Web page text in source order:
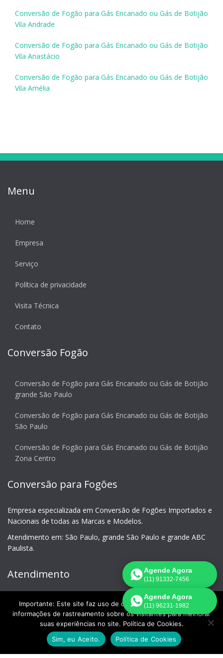
Conversão de Fogão para Gás Encanado ou Gás de Botijão
Vila Andrade
Conversão de Fogão para Gás Encanado ou Gás de Botijão
Vila Anastácio
Conversão de Fogão para Gás Encanado ou Gás de Botijão
Vila Amélia
Menu
Home
Empresa
Serviço
Política de privacidade
Visita Técnica
Contato
Conversão Fogão
Conversão de Fogão para Gás Encanado ou Gás de Botijão
grande São Paulo
Conversão de Fogão para Gás Encanado ou Gás de Botijão
São Paulo
Conversão de Fogão para Gás Encanado ou Gás de Botijão
Zona Centro
Conversão para Fogões
Empresa especializada em Conversão de Fogões Importados e
Nacionais de todas as Marcas e Modelos.
Atendimento em: São Paulo, grande São Paulo e grande ABC
Paulista.
Atendimento
Conversão de Fogão São Paulo
Central de Atendimento
11 3644-3392
Celular - WhatsApp
Agende Agora
(11) 91332-7456
Agende Agora
(11) 96231-1982
Importante: Este site faz uso de cookies que podem conter
informações de rastreamento sobre os visitantes para melhorar
suas experiências no site. Política de Cookies.
Sim, eu Aceito.
Política de Cookies